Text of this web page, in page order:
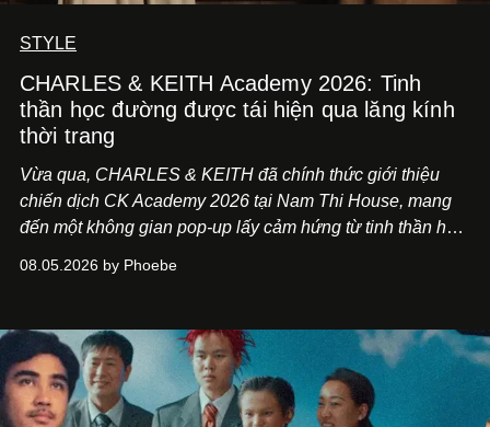
STYLE
CHARLES & KEITH Academy 2026: Tinh
thần học đường được tái hiện qua lăng kính
thời trang
Vừa qua, CHARLES & KEITH đã chính thức giới thiệu
chiến dịch CK Academy 2026 tại Nam Thi House, mang
đến một không gian pop-up lấy cảm hứng từ tinh thần học
sống của thế hệ Gen Z giao thoa trong một trải nghiệm đa
08.05.2026 by Phoebe